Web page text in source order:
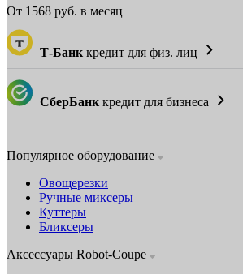
От 1568 руб. в месяц
Т-Банк кредит для физ. лиц
СберБанк кредит для бизнеса
Популярное оборудование
Овощерезки
Ручные миксеры
Куттеры
Бликсеры
Аксессуары Robot-Coupe